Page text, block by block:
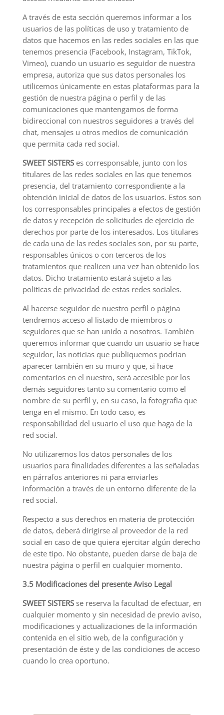
A través de esta sección queremos informar a los
usuarios de las políticas de uso y tratamiento de
datos que hacemos en las redes sociales en las que
tenemos presencia (Facebook, Instagram, TikTok,
Vimeo), cuando un usuario es seguidor de nuestra
empresa, autoriza que sus datos personales los
utilicemos únicamente en estas plataformas para la
gestión de nuestra página o perfil y de las
comunicaciones que mantengamos de forma
bidireccional con nuestros seguidores a través del
chat, mensajes u otros medios de comunicación
que permita cada red social.
SWEET SISTERSes corresponsable, junto con los
titulares de las redes sociales en las que tenemos
presencia, del tratamiento correspondiente a la
obtención inicial de datos de los usuarios. Estos son
los corresponsables principales a efectos de gestión
de datos y recepción de solicitudes de ejercicio de
derechos por parte de los interesados. Los titulares
de cada una de las redes sociales son, por su parte,
responsables únicos o con terceros de los
tratamientos que realicen una vez han obtenido los
datos. Dicho tratamiento estará sujeto a las
políticas de privacidad de estas redes sociales.
Al hacerse seguidor de nuestro perfil o página
tendremos acceso al listado de miembros o
seguidores que se han unido a nosotros. También
queremos informar que cuando un usuario se hace
seguidor, las noticias que publiquemos podrían
aparecer también en su muro y que, si hace
comentarios en el nuestro, será accesible por los
demás seguidores tanto su comentario como el
nombre de su perfil y, en su caso, la fotografía que
tenga en el mismo. En todo caso, es
responsabilidad del usuario el uso que haga de la
red social.
No utilizaremos los datos personales de los
usuarios para finalidades diferentes a las señaladas
en párrafos anteriores ni para enviarles
información a través de un entorno diferente de la
red social.
Respecto a sus derechos en materia de protección
de datos, deberá dirigirse al proveedor de la red
social en caso de que quiera ejercitar algún derecho
de este tipo. No obstante, pueden darse de baja de
nuestra página o perfil en cualquier momento.
3.5 Modificaciones del presente Aviso Legal
SWEET SISTERSse reserva la facultad de efectuar, en
cualquier momento y sin necesidad de previo aviso,
modificaciones y actualizaciones de la información
contenida en el sitio web, de la configuración y
presentación de éste y de las condiciones de acceso
cuando lo crea oportuno.